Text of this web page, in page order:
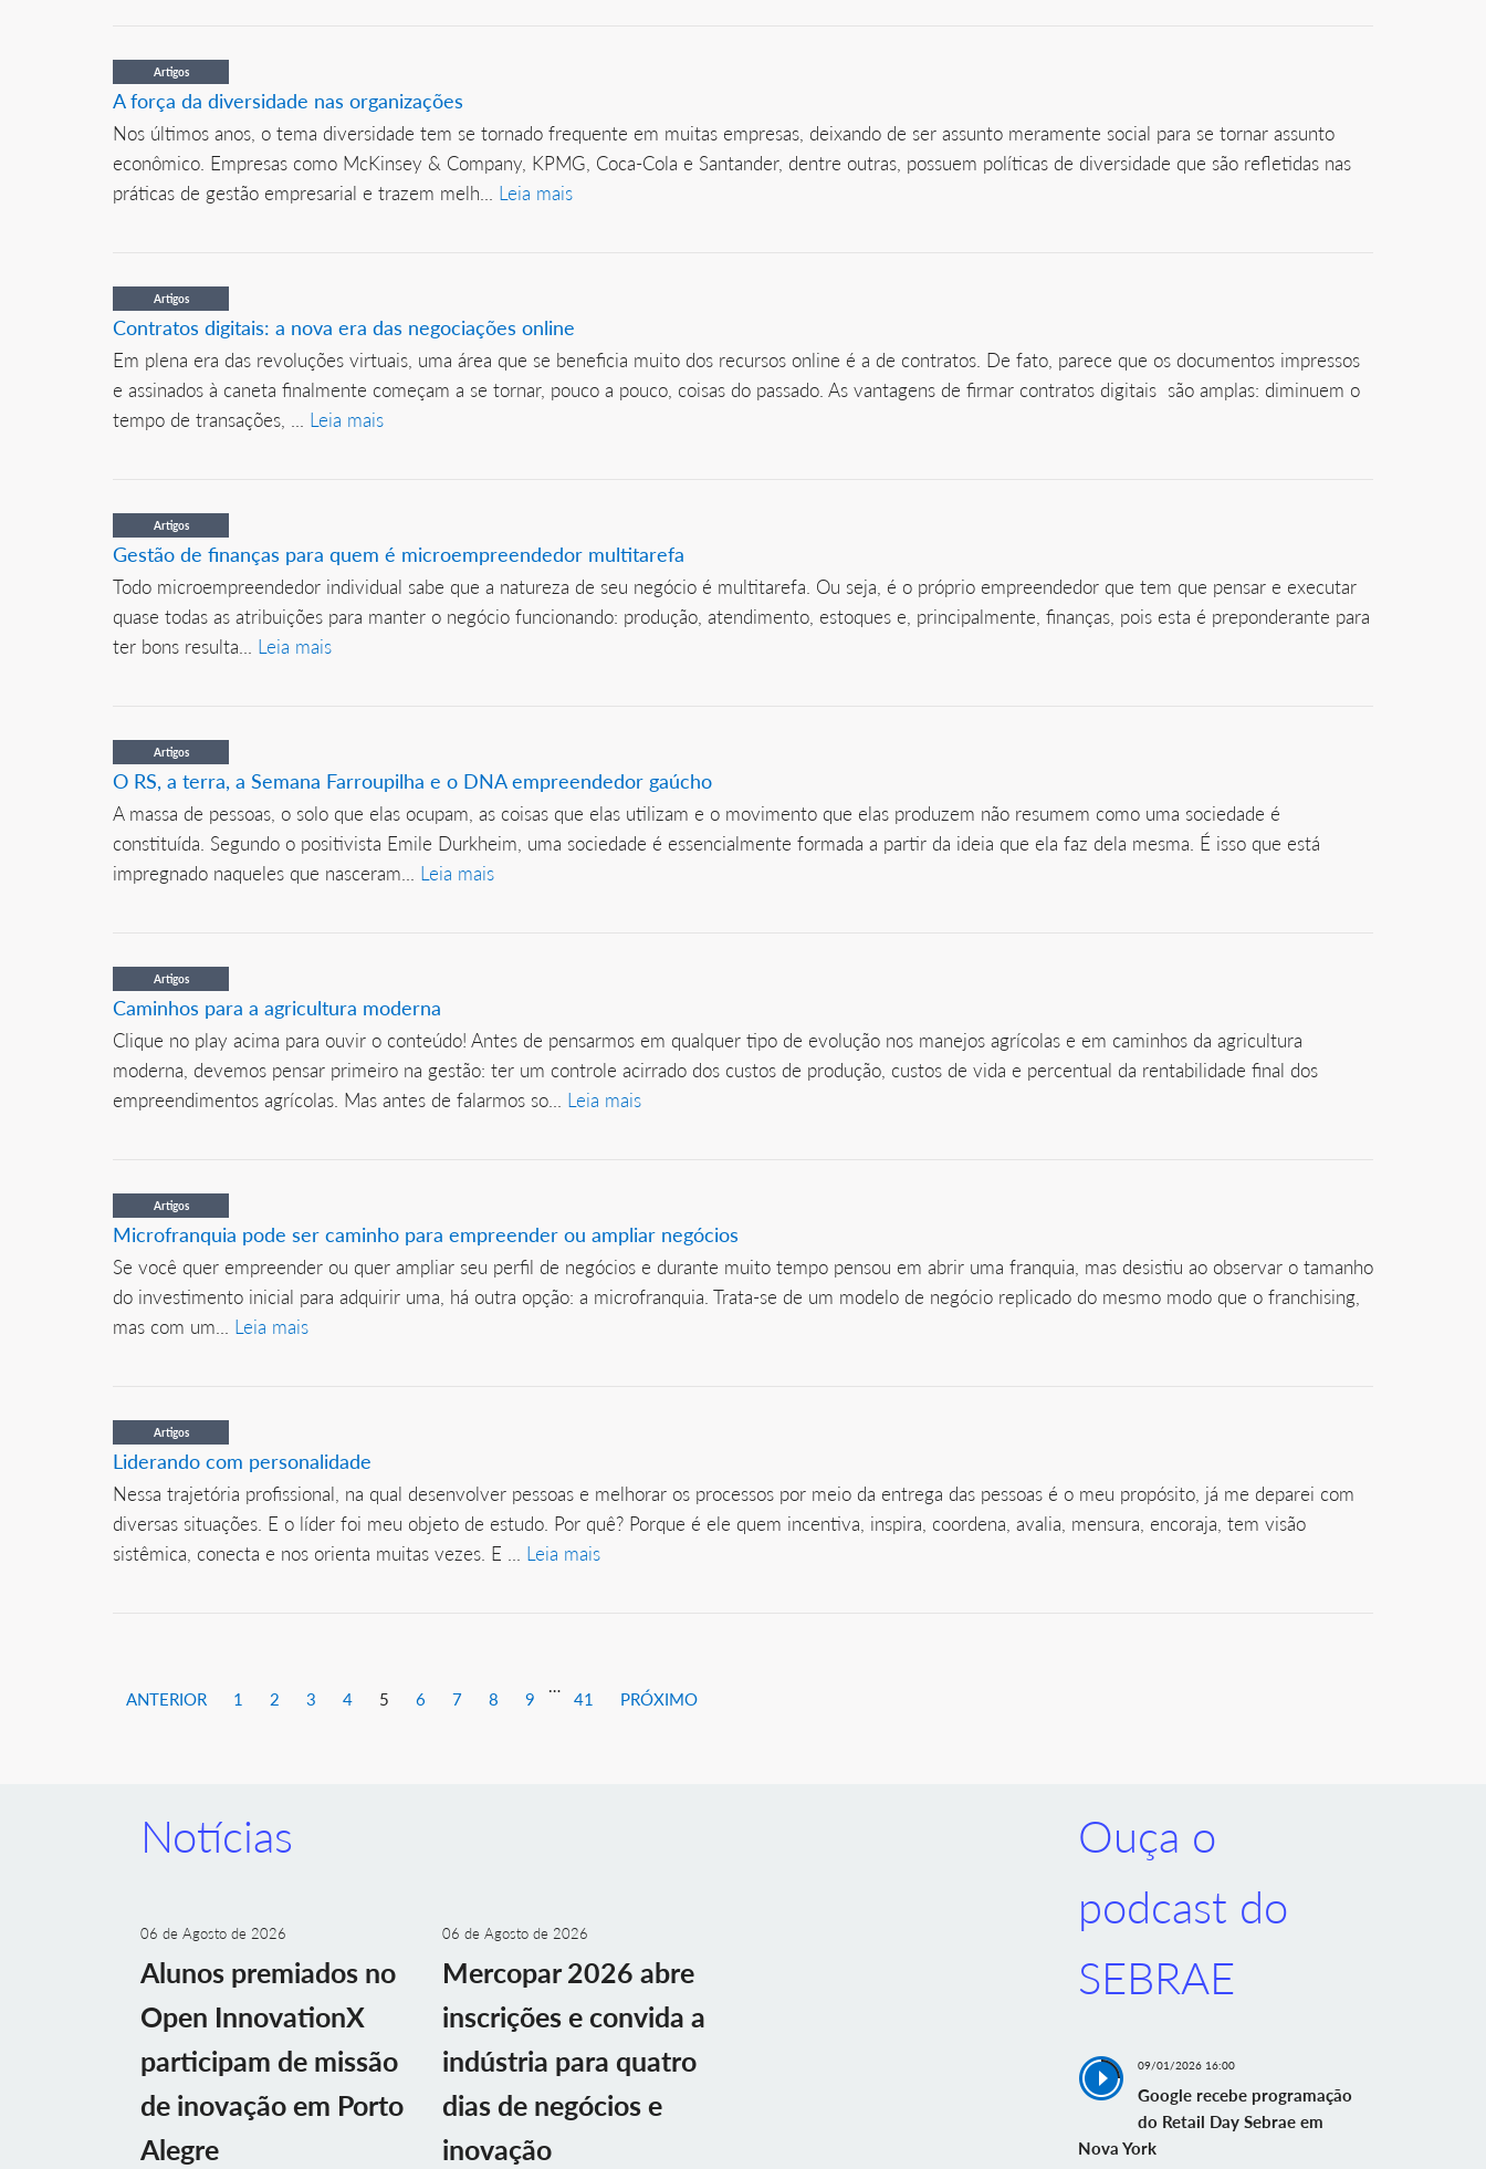
Artigos
A força da diversidade nas organizações
Nos últimos anos, o tema diversidade tem se tornado frequente em muitas empresas, deixando de ser assunto meramente social para se tornar assunto
econômico. Empresas como McKinsey & Company, KPMG, Coca-Cola e Santander, dentre outras, possuem políticas de diversidade que são refletidas nas
práticas de gestão empresarial e trazem melh... Leia mais
Artigos
Contratos digitais: a nova era das negociações online
Em plena era das revoluções virtuais, uma área que se beneficia muito dos recursos online é a de contratos. De fato, parece que os documentos impressos
e assinados à caneta finalmente começam a se tornar, pouco a pouco, coisas do passado. As vantagens de firmar contratos digitais são amplas: diminuem o
tempo de transações, ... Leia mais
Artigos
Gestão de finanças para quem é microempreendedor multitarefa
Todo microempreendedor individual sabe que a natureza de seu negócio é multitarefa. Ou seja, é o próprio empreendedor que tem que pensar e executar
quase todas as atribuições para manter o negócio funcionando: produção, atendimento, estoques e, principalmente, finanças, pois esta é preponderante para
ter bons resulta... Leia mais
Artigos
O RS, a terra, a Semana Farroupilha e o DNA empreendedor gaúcho
A massa de pessoas, o solo que elas ocupam, as coisas que elas utilizam e o movimento que elas produzem não resumem como uma sociedade é
constituída. Segundo o positivista Emile Durkheim, uma sociedade é essencialmente formada a partir da ideia que ela faz dela mesma. É isso que está
impregnado naqueles que nasceram... Leia mais
Artigos
Caminhos para a agricultura moderna
Clique no play acima para ouvir o conteúdo! Antes de pensarmos em qualquer tipo de evolução nos manejos agrícolas e em caminhos da agricultura
moderna, devemos pensar primeiro na gestão: ter um controle acirrado dos custos de produção, custos de vida e percentual da rentabilidade final dos
empreendimentos agrícolas. Mas antes de falarmos so... Leia mais
Artigos
Microfranquia pode ser caminho para empreender ou ampliar negócios
Se você quer empreender ou quer ampliar seu perfil de negócios e durante muito tempo pensou em abrir uma franquia, mas desistiu ao observar o tamanho
do investimento inicial para adquirir uma, há outra opção: a microfranquia. Trata-se de um modelo de negócio replicado do mesmo modo que o franchising,
mas com um... Leia mais
Artigos
Liderando com personalidade
Nessa trajetória profissional, na qual desenvolver pessoas e melhorar os processos por meio da entrega das pessoas é o meu propósito, já me deparei com
diversas situações. E o líder foi meu objeto de estudo. Por quê? Porque é ele quem incentiva, inspira, coordena, avalia, mensura, encoraja, tem visão
sistêmica, conecta e nos orienta muitas vezes. E ... Leia mais
ANTERIOR 1 2 3 4 5 6 7 8 9
…
41 PRÓXIMO
Notícias
06 de Agosto de 2026
Alunos premiados no
Open InnovationX
participam de missão
de inovação em Porto
Alegre
06 de Agosto de 2026
Mercopar 2026 abre
inscrições e convida a
indústria para quatro
dias de negócios e
inovação
Ouça o
podcast do
SEBRAE
09/01/2026 16:00
Google recebe programação
do Retail Day Sebrae em
Nova York